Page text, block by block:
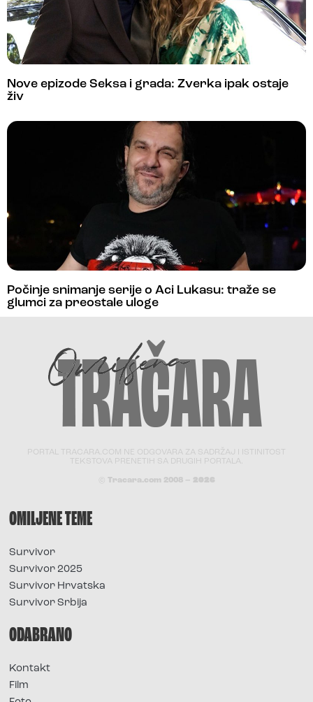
Nove epizode Seksa i grada: Zverka ipak ostaje
živ
Počinje snimanje serije o Aci Lukasu: traže se
glumci za preostale uloge
PORTAL TRACARA.COM NE ODGOVARA ZA SADRŽAJ I ISTINITOST
TEKSTOVA PRENETIH SA DRUGIH PORTALA.
© Tracara.com 2008 – 2026
OMILJENE TEME
Survivor
Survivor 2025
Survivor Hrvatska
Survivor Srbija
ODABRANO
Kontakt
Film